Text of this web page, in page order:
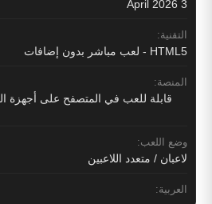
3 April 2026
التقنية:
HTML5 - لعب مباشر بدون إضافات
المنصة:
قابلة للعب في المتصفح على أجهزة
وضع اللعب:
لاعبان / متعدد اللاعبين
العربية: